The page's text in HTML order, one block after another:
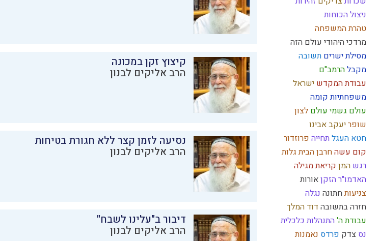
ניצול הכוחות
טהרת המשפחה
מרדכי היהודי עולם הזה
מסילת ישרים תשובה
מקבלהרמב"ם
עבודת המקדש ישראל
משפחתיותקומה
עולם גשמי עולם לצון
שופריעקב אבינו
חטא העגל תחייה פרוזדור
קום עשהחרבן הביתגלות
רגש המן קריאת מגילה
האדמו"ר הזקןאורות
צניעותחתונה נגלה
חזרה בתשובה דוד המלך
עבודת ה' התנהלות כלכלית
נס צדק פרדס נאמנות
קיצוץ זקן במכונה
הרב אליקים לבנון
נסיעה לזמן קצר ללא חגורת בטיחות
הרב אליקים לבנון
דיבור ב"עלינו לשבח"
הרב אליקים לבנון